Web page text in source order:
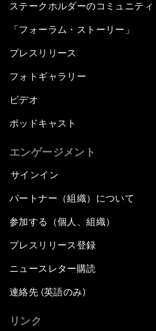
ステークホルダーのコミュニティ
「フォーラム・ストーリー」
プレスリリース
フォトギャラリー
ビデオ
ポッドキャスト
エンゲージメント
サインイン
パートナー（組織）について
参加する（個人、組織）
プレスリリース登録
ニュースレター購読
連絡先 (英語のみ)
リンク